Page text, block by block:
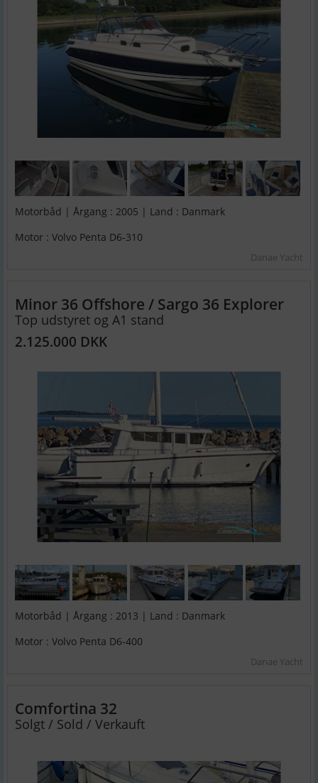
Motorbåd | Årgang : 2005 | Land : Danmark
Motor : Volvo Penta D6-310
Danae Yacht
Minor 36 Offshore / Sargo 36 Explorer
Top udstyret og A1 stand
2.125.000 DKK
Motorbåd | Årgang : 2013 | Land : Danmark
Motor : Volvo Penta D6-400
Danae Yacht
Comfortina 32
Solgt / Sold / Verkauft